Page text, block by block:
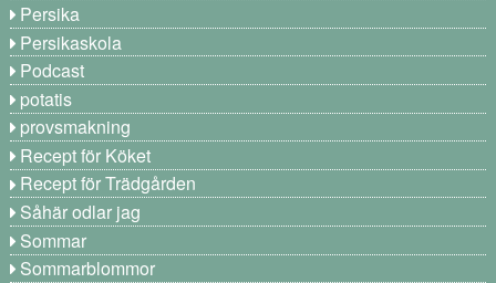
Persika
Persikaskola
Podcast
potatis
provsmakning
Recept för Köket
Recept för Trädgården
Såhär odlar jag
Sommar
Sommarblommor